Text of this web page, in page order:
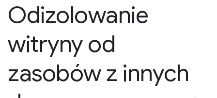
Odizolowanie
witryny od
zasobów z innych